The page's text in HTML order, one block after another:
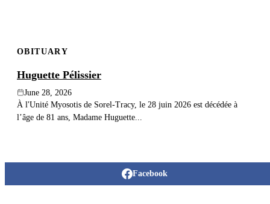
OBITUARY
Huguette Pélissier
June 28, 2026
À l'Unité Myosotis de Sorel-Tracy, le 28 juin 2026 est décédée à
l’âge de 81 ans, Madame Huguette...
Facebook